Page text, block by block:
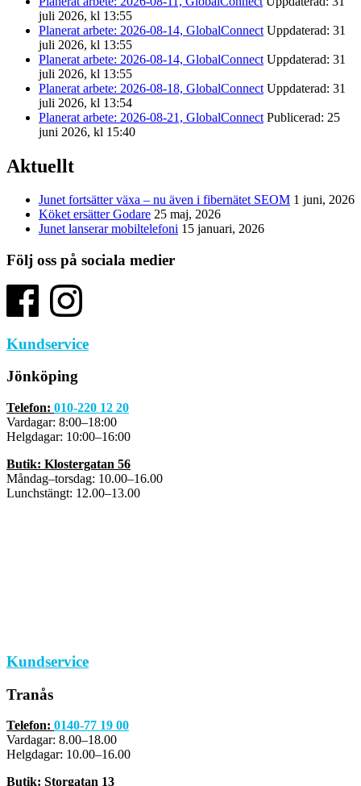
juli 2026, kl 13:55
Planerat arbete: 2026-08-14, GlobalConnect Uppdaterad: 31
juli 2026, kl 13:55
Planerat arbete: 2026-08-14, GlobalConnect Uppdaterad: 31
juli 2026, kl 13:55
Planerat arbete: 2026-08-18, GlobalConnect Uppdaterad: 31
juli 2026, kl 13:54
Planerat arbete: 2026-08-21, GlobalConnect Publicerad: 25
juni 2026, kl 15:40
Aktuellt
Junet fortsätter växa – nu även i fibernätet SEOM 1 juni, 2026
Köket ersätter Godare 25 maj, 2026
Junet lanserar mobiltelefoni 15 januari, 2026
Följ oss på sociala medier
Kundservice
Jönköping
Telefon: 010-220 12 20
Vardagar: 8:00–18:00
Helgdagar: 10:00–16:00
Butik: Klostergatan 56
Måndag–torsdag: 10.00–16.00
Lunchstängt: 12.00–13.00
Kundservice
Tranås
Telefon: 0140-77 19 00
Vardagar: 8.00–18.00
Helgdagar: 10.00–16.00
Butik: Storgatan 13